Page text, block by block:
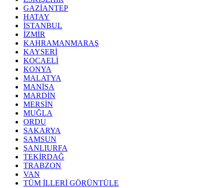
GAZİANTEP
HATAY
İSTANBUL
İZMİR
KAHRAMANMARAŞ
KAYSERİ
KOCAELİ
KONYA
MALATYA
MANİSA
MARDİN
MERSİN
MUĞLA
ORDU
SAKARYA
SAMSUN
ŞANLIURFA
TEKİRDAĞ
TRABZON
VAN
TÜM İLLERİ GÖRÜNTÜLE